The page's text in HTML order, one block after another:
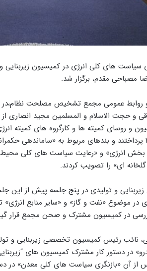
سیاست های کلی انرژی در کمیسیون
مصباحی مقدم، برگزار شد.
و روابط عمومی مجمع تشخیص مصلحت
و حجت الاسلام و المسلمین مجید انصاری
و روسای کمیته ها و کارگروه های کمیته
کلی انرژی ابلاغی ۱۳۷۹ پرداختند و بندهای مربوط به
بخش انرژی» و «رعایت سیاست های کلی محیط
ای» را تصویب کردند.
و تولیدی در پنج جلسه پیش از این
در موضوع «نفت و گاز» و «سایر منابع
در کمیسیون مشترک و صحن مجمع قرار
نائب رئیس کمیسیون تخصصی زیربنایی و
در دستور کار مشترک کمیسیون های “زیربنایی
از آن «بازنگری سیاست های کلی معدن» در